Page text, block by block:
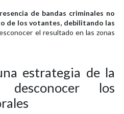
de bandas criminales no
de los votantes, debilitando las
el resultado en las zonas
estrategia de la
desconocer los